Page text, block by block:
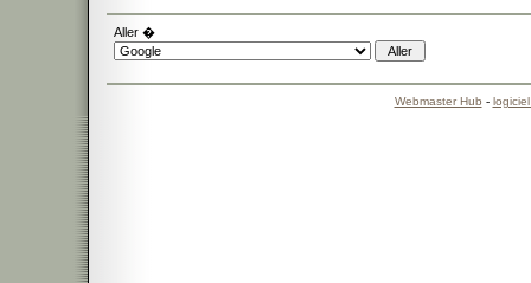
Aller �
Webmaster Hub -